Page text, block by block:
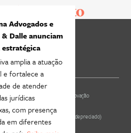
Desenvolvimento e Inovação
Nossos profissionais (depreciado)
Advogados e
Dalle anunciam
amplia a atuação
e fortalece a
de atender
jurídicas
com presença
em diferentes